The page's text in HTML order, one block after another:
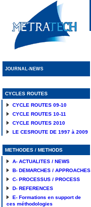
JOURNAL-NEWS
CYCLES ROUTES
CYCLE ROUTES 09-10
CYCLE ROUTES 10-11
CYCLE ROUTES 2010
LE CESROUTE DE 1997 à 2009
METHODES / METHODS
A- ACTUALITES / NEWS
B- DEMARCHES / APPROACHES
C- PROCESSUS / PROCESS
D- REFERENCES
E- Formations en support de
ces méthodologies